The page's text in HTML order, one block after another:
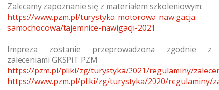
Zalecamy zapoznanie się z materiałem szkoleniowym:
https://www.pzm.pl/turystyka-motorowa-nawigacja-
samochodowa/tajemnice-nawigacji-2021
Impreza zostanie przeprowadzona zgodnie z
zaleceniami GKSPiT PZM
https://pzm.pl/pliki/zg/turystyka/2021/regulaminy/
https://www.pzm.pl/pliki/zg/turystyka/2020/regulaminy/